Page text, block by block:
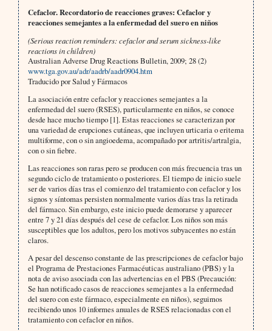
Cefaclor. Recordatorio de reacciones graves: Cefaclor y
reacciones semejantes a la enfermedad del suero en niños
(Serious reaction reminders: cefaclor and serum sickness-like
reactions in children)
Australian Adverse Drug Reactions Bulletin, 2009; 28 (2)
www.tga.gov.au/adr/aadrb/aadr0904.htm
Traducido por Salud y Fármacos
La asociación entre cefaclor y reacciones semejantes a la
enfermedad del suero (RSES), particularmente en niños, se conoce
desde hace mucho tiempo [1]. Estas reacciones se caracterizan por
una variedad de erupciones cutáneas, que incluyen urticaria o eritema
multiforme, con o sin angioedema, acompañado por artritis/artralgia,
con o sin fiebre.
Las reacciones son raras pero se producen con más frecuencia tras un
segundo ciclo de tratamiento o posteriores. El tiempo de inicio suele
ser de varios días tras el comienzo del tratamiento con cefaclor y los
signos y síntomas persisten normalmente varios días tras la retirada
del fármaco. Sin embargo, este inicio puede demorarse y aparecer
entre 7 y 21 días después del cese de cefaclor. Los niños son más
susceptibles que los adultos, pero los motivos subyacentes no están
claros.
A pesar del descenso constante de las prescripciones de cefaclor bajo
el Programa de Prestaciones Farmacéuticas australiano (PBS) y la
nota de aviso asociada con las advertencias en el PBS (Precaución:
Se han notificado casos de reacciones semejantes a la enfermedad
del suero con este fármaco, especialmente en niños), seguimos
recibiendo unos 10 informes anuales de RSES relacionadas con el
tratamiento con cefaclor en niños.